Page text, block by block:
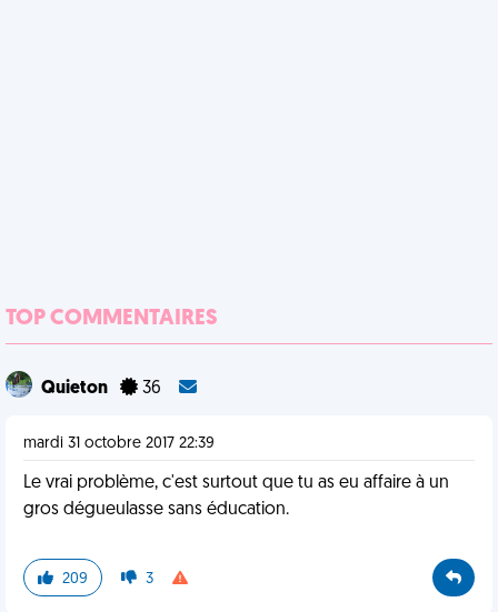
TOP COMMENTAIRES
Quieton 36
mardi 31 octobre 2017 22:39
Le vrai problème, c'est surtout que tu as eu affaire à un
gros dégueulasse sans éducation.
209 3